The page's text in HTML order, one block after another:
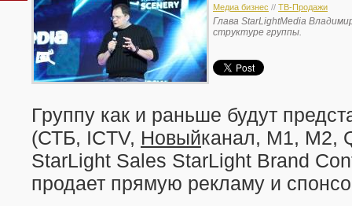
Медиа бизнес // TВ-Продажи
Глава StarLightMedia
структуре группы.
Группу как и раньше будут
(СТБ, ICTV, Новыйканал, М1, М2,
StarLight Sales StarLight Brand
продает прямую рекламу и